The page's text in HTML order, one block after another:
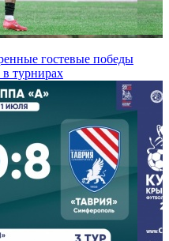
гостевые победы
турнирах